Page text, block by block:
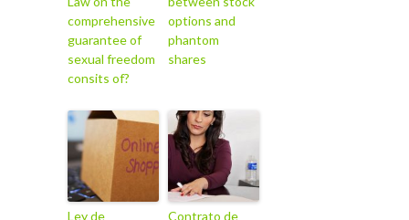
comprehensive
guarantee of
sexual freedom
consits of?
options and
phantom
shares
Ley de Contrato de